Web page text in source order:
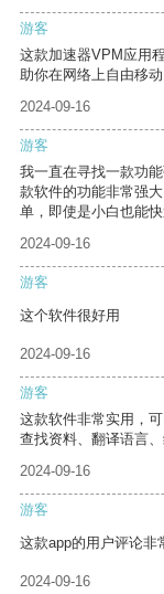
游客
这款加速器VPM应用
助你在网络上自由移动
2024-09-16
游客
我一直在寻找一款功
款软件的功能非常强
单，即使是小白也能快
2024-09-16
游客
这个软件很好用
2024-09-16
游客
这款软件非常实用，
查找资料、翻译语言、
2024-09-16
游客
这款app的用户评论非
2024-09-16